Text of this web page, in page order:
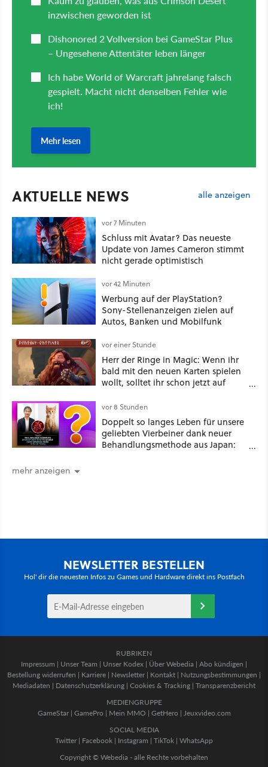
AKTUELLE NEWS alle anzeigen
vor 7 Minuten
Schluss mit Avatar? Das neueste
Update von James Cameron stimmt
nicht gerade optimistisch
vor 42 Minuten
Werbung auf der PlayStation?
Sony-Stellenanzeigen zielen auf
Autos, Banken und Mobilfunk
vor einer Stunde
Herr der Ringe in Magic: Wenn ihr
bald mit den neuen Karten spielen
wollt, solltet ihr schon jetzt auf
vor 8 Stunden
Doppelt so langes Leben für unsere
geliebten Vierbeiner dank neuer
Behandlungsmethode aus Japan:
mehr anzeigen
NEWSLETTER BESTELLEN
Hol' dir die neuesten Infos zu Games und Hardware direkt ins Postfach
RUBRIKEN
Impressum | Unser Team | Unser Kodex | Über Webedia | Abo kündigen |
Bestellung widerrufen | Karriere | Newsletter | Kontakt | Nutzungsbestimmungen |
Mediadaten | Datenschutzerklärung | Cookies & Tracking | Transparenzbericht
MEDIENGRUPPE
GameStar| GamePro | Mein MMO | GetHero | Jeuxvideo.com
SOCIAL MEDIA
Twitter | Facebook | Instagram | TikTok | WhatsApp
Copyright © Webedia - alle Rechte vorbehalten